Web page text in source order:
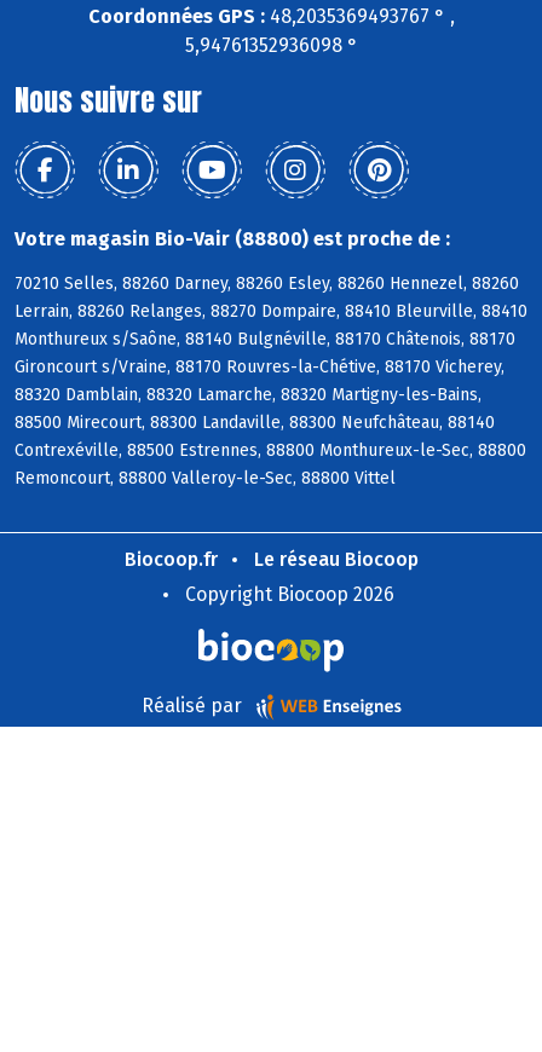
Coordonnées GPS :48,2035369493767 ° ,
5,94761352936098 °
Nous suivre sur
Votre magasin Bio-Vair (88800) est proche de :
70210 Selles, 88260 Darney, 88260 Esley, 88260 Hennezel, 88260
Lerrain, 88260 Relanges, 88270 Dompaire, 88410 Bleurville, 88410
Monthureux s/Saône, 88140 Bulgnéville, 88170 Châtenois, 88170
Gironcourt s/Vraine, 88170 Rouvres-la-Chétive, 88170 Vicherey,
88320 Damblain, 88320 Lamarche, 88320 Martigny-les-Bains,
88500 Mirecourt, 88300 Landaville, 88300 Neufchâteau, 88140
Contrexéville, 88500 Estrennes, 88800 Monthureux-le-Sec, 88800
Remoncourt, 88800 Valleroy-le-Sec, 88800 Vittel
Biocoop.fr
Le réseau Biocoop
Copyright Biocoop 2026
Réalisé par